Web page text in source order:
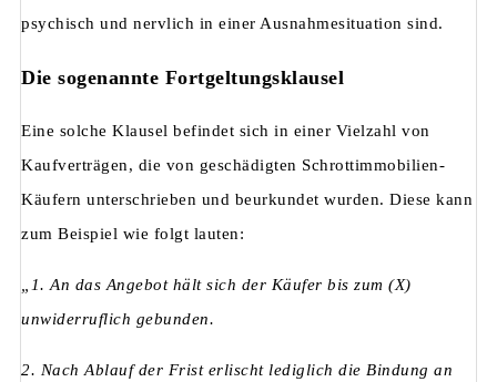
psychisch und nervlich in einer Ausnahmesituation sind.
Die sogenannte Fortgeltungsklausel
Eine solche Klausel befindet sich in einer Vielzahl von
Kaufverträgen, die von geschädigten Schrottimmobilien-
Käufern unterschrieben und beurkundet wurden. Diese kann
zum Beispiel wie folgt lauten:
„1. An das Angebot hält sich der Käufer bis zum (X)
unwiderruflich gebunden.
2. Nach Ablauf der Frist erlischt lediglich die Bindung an